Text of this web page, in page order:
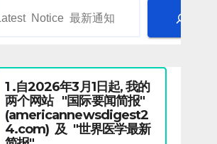
1 .自2026年3月1日起, 我的
两个网站 "国际要闻简报"
(americannewsdigest2
4.com) 及 "世界医学最新